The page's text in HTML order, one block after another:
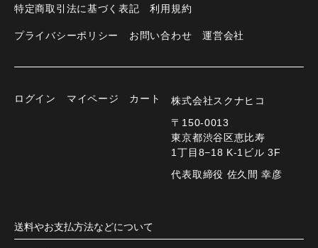
特定商取引法に基づく表記 利用規約
プライバシーポリシー お問い合わせ 運営会社
ログイン マイページ カート
株式会社スクナヒコ
〒150-0013
東京都渋谷区恵比寿
1丁目8−18 K-1ビル 3F
代表取締役 佐久間 幸彦
送料やお支払方法などについて